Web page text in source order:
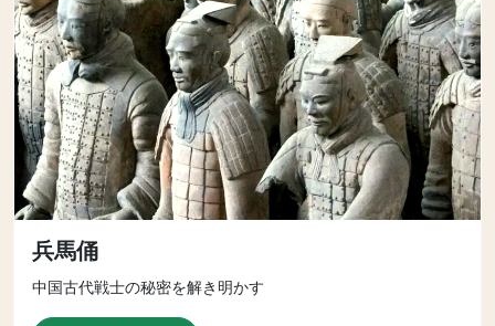
兵馬俑
中国古代戦士の秘密を解き明かす